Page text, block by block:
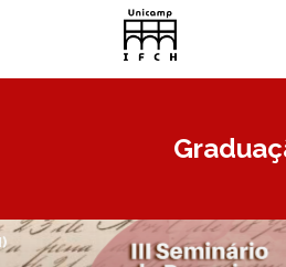
Pular para o conteúdo principal